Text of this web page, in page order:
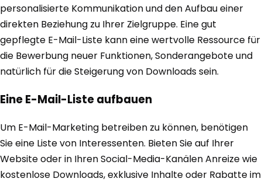
personalisierte Kommunikation und den Aufbau einer
direkten Beziehung zu Ihrer Zielgruppe. Eine gut
gepflegte E-Mail-Liste kann eine wertvolle Ressource für
die Bewerbung neuer Funktionen, Sonderangebote und
natürlich für die Steigerung von Downloads sein.
Eine E-Mail-Liste aufbauen
Um E-Mail-Marketing betreiben zu können, benötigen
Sie eine Liste von Interessenten. Bieten Sie auf Ihrer
Website oder in Ihren Social-Media-Kanälen Anreize wie
kostenlose Downloads, exklusive Inhalte oder Rabatte im